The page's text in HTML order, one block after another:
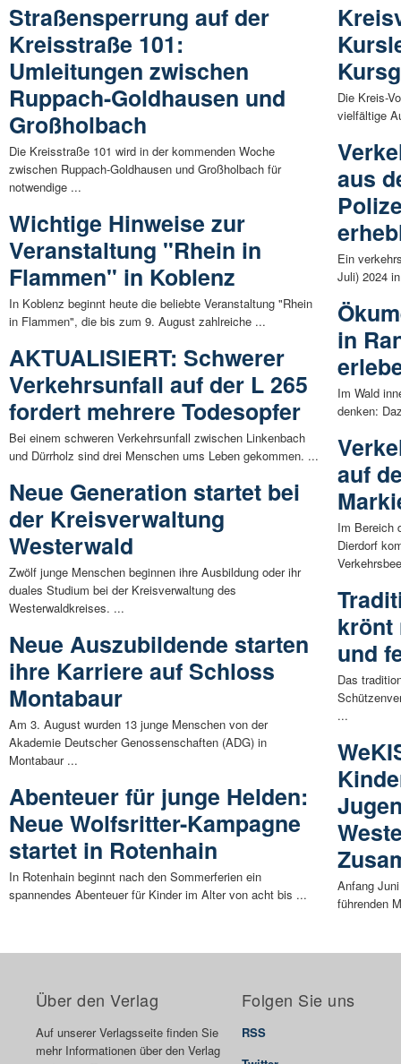
Straßensperrung auf der
Kreisstraße 101:
Umleitungen zwischen
Ruppach-Goldhausen und
Großholbach
Die Kreisstraße 101 wird in der kommenden Woche
zwischen Ruppach-Goldhausen und Großholbach für
notwendige ...
Wichtige Hinweise zur
Veranstaltung "Rhein in
Flammen" in Koblenz
In Koblenz beginnt heute die beliebte Veranstaltung "Rhein
in Flammen", die bis zum 9. August zahlreiche ...
AKTUALISIERT: Schwerer
Verkehrsunfall auf der L 265
fordert mehrere Todesopfer
Bei einem schweren Verkehrsunfall zwischen Linkenbach
und Dürrholz sind drei Menschen ums Leben gekommen. ...
Neue Generation startet bei
der Kreisverwaltung
Westerwald
Zwölf junge Menschen beginnen ihre Ausbildung oder ihr
duales Studium bei der Kreisverwaltung des
Westerwaldkreises. ...
Neue Auszubildende starten
ihre Karriere auf Schloss
Montabaur
Am 3. August wurden 13 junge Menschen von der
Akademie Deutscher Genossenschaften (ADG) in
Montabaur ...
Abenteuer für junge Helden:
Neue Wolfsritter-Kampagne
startet in Rotenhain
In Rotenhain beginnt nach den Sommerferien ein
spannendes Abenteuer für Kinder im Alter von acht bis ...
Die Kreis-
vielfältige
aus
Ein
Juli) 2024
in
Im Wald
denken:
auf
Im Bereich
Dierdorf
krönt
und
Das
...
Anfang
führenden
Über den Verlag
Auf unserer Verlagsseite finden Sie
mehr Informationen über den Verlag
Folgen Sie uns
RSS